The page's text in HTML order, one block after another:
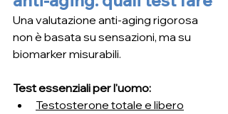
Una valutazione anti-aging rigorosa
non è basata su sensazioni, ma su
biomarker misurabili.
Test essenziali per l'uomo:
Testosterone totale e libero